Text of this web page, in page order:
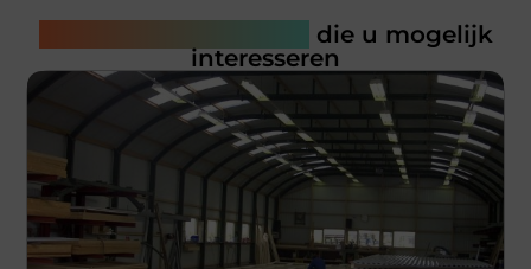
die u mogelijk
interesseren